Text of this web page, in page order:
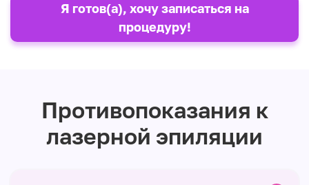
Я готов(а), хочу записаться на
процедуру!
Противопоказания к
лазерной эпиляции